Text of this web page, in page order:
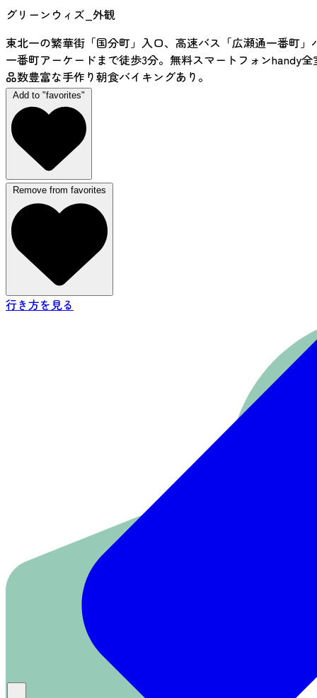
グリーンウィズ_外観
東北一の繁華街「国分町」入口、高速バス「広瀬通一番町」
一番町アーケードまで徒歩3分。無料スマートフォンhandy全
品数豊富な手作り朝食バイキングあり。
Add to "favorites"
Remove from favorites
行き方を見る